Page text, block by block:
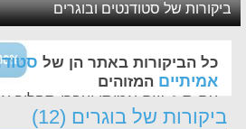
ביקורות של סטודנטים ובוגרים
כל הביקורות באתר הן של
אמיתיים המזוהים
עם ת.ז, שם אמיתי ועברו תהליך
החשוב לנו ביותר באתר
ביקורות של בוגרים (12)